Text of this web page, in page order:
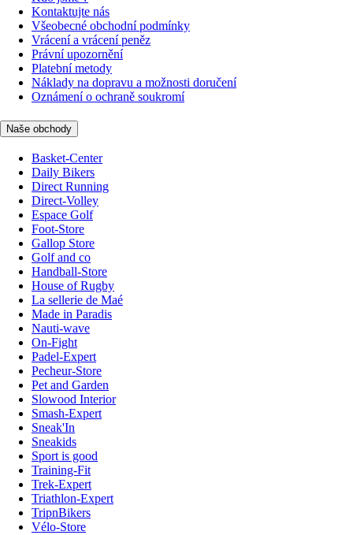
Kontaktujte nás
Všeobecné obchodní podmínky
Vrácení a vrácení peněz
Právní upozornění
Platební metody
Náklady na dopravu a možnosti doručení
Oznámení o ochraně soukromí
Naše obchody
Basket-Center
Daily Bikers
Direct Running
Direct-Volley
Espace Golf
Foot-Store
Gallop Store
Golf and co
Handball-Store
House of Rugby
La sellerie de Maé
Made in Paradis
Nauti-wave
On-Fight
Padel-Expert
Pecheur-Store
Pet and Garden
Slowood Interior
Smash-Expert
Sneak'In
Sneakids
Sport is good
Training-Fit
Trek-Expert
Triathlon-Expert
TripnBikers
Vélo-Store